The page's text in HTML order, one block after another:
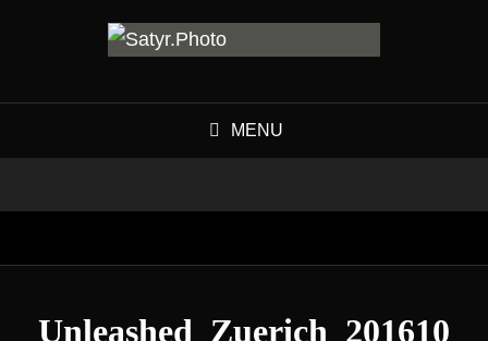
MENU
Unleashed_Zuerich_201610